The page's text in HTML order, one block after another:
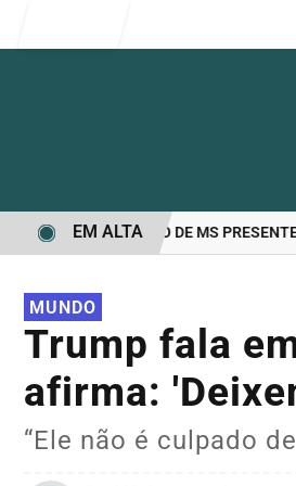
A GOVERNO DE MS PRESENTE
EM ALTA
MUNDO
Trump fala
afirma:
“Ele não é culpado